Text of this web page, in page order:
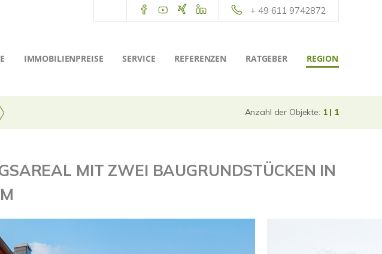
+ 49 611 9742872
IMMOBILIENPREISE SERVICE REFERENZEN RATGEBER REGION
Anzahl der Objekte: 1 | 1
MIT ZWEI BAUGRUNDSTÜCKEN IN